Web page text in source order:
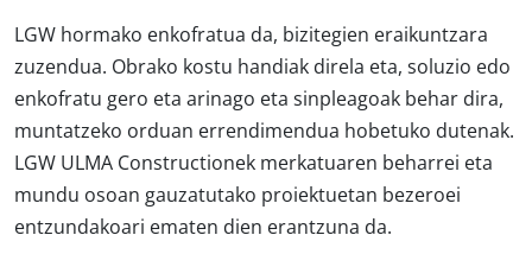
LGW hormako enkofratua da, bizitegien eraikuntzara
zuzendua. Obrako kostu handiak direla eta, soluzio edo
enkofratu gero eta arinago eta sinpleagoak behar dira,
muntatzeko orduan errendimendua hobetuko dutenak.
LGW ULMA Constructionek merkatuaren beharrei eta
mundu osoan gauzatutako proiektuetan bezeroei
entzundakoari ematen dien erantzuna da.